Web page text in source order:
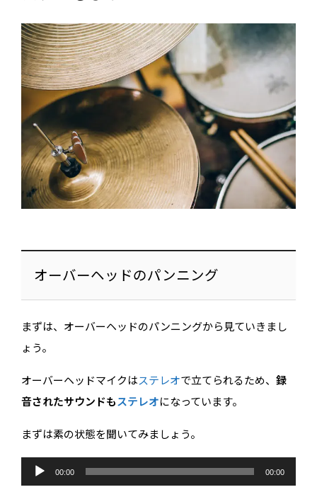
オーバーヘッドのパンニング
まずは、オーバーヘッドのパンニングから見ていきまし
ょう。
オーバーヘッドマイクはステレオで立てられるため、録
音されたサウンドもステレオになっています。
まずは素の状態を聞いてみましょう。
音
プ
00:00 00:00